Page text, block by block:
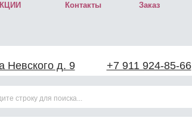
Контакты Заказ
Невского д. 9 +7 911 924-85-66